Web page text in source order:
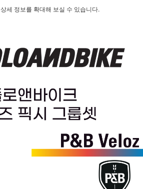
상세 정보를 확대해 보실 수 있습니다.